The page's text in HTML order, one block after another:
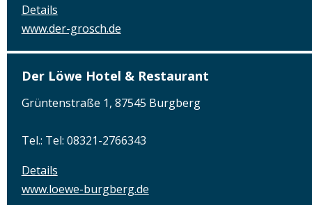
Details
www.der-grosch.de
Der Löwe Hotel & Restaurant
Grüntenstraße 1, 87545 Burgberg
Tel.: Tel: 08321-2766343
Details
www.loewe-burgberg.de